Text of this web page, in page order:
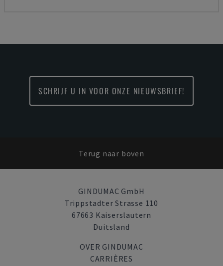
SCHRIJF U IN VOOR ONZE NIEUWSBRIEF!
Terug naar boven
GINDUMAC GmbH
Trippstadter Strasse 110
67663 Kaiserslautern
Duitsland
OVER GINDUMAC
CARRIÈRES